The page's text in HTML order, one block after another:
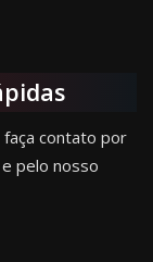
contato por
pelo nosso